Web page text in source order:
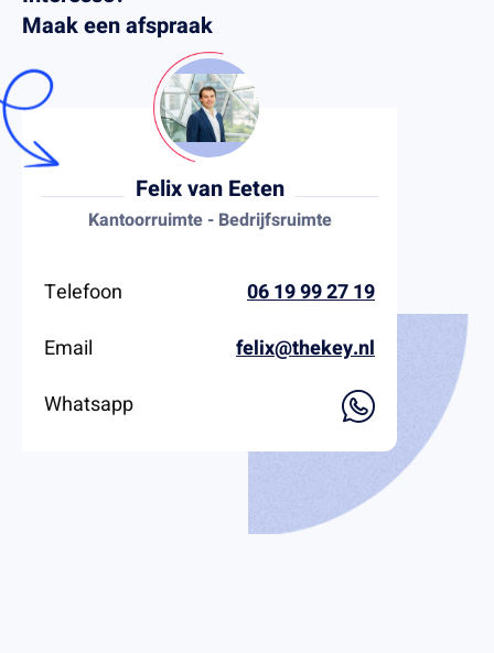
Maak een afspraak
Felix van Eeten
Kantoorruimte - Bedrijfsruimte
Telefoon
06 19 99 27 19
Email
felix@thekey.nl
Whatsapp